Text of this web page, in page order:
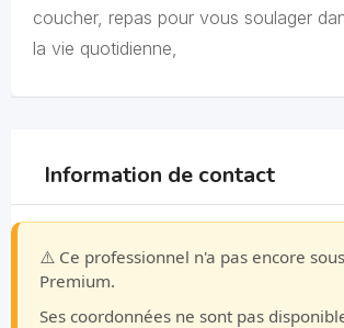
coucher, repas pour vous soulager
la vie quotidienne,
Information de contact
⚠️ Ce professionnel n'a pas encore
Premium.
Ses coordonnées ne sont pas